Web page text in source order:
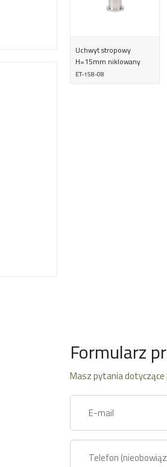
Uchwyt stropowy
H=15mm niklowany
ET-158-08
Formularz
Masz pytania